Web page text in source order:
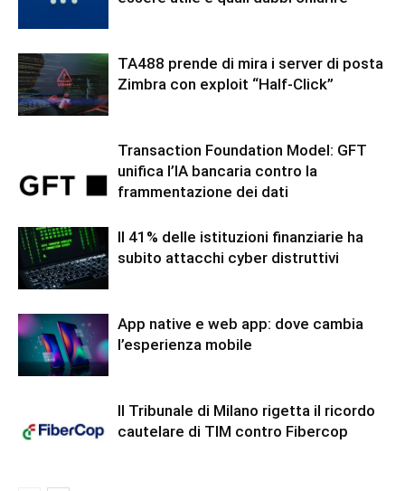
TA488 prende di mira i server di posta
Zimbra con exploit “Half-Click”
Transaction Foundation Model: GFT
unifica l’IA bancaria contro la
frammentazione dei dati
Il 41% delle istituzioni finanziarie ha
subito attacchi cyber distruttivi
App native e web app: dove cambia
l’esperienza mobile
Il Tribunale di Milano rigetta il ricordo
cautelare di TIM contro Fibercop